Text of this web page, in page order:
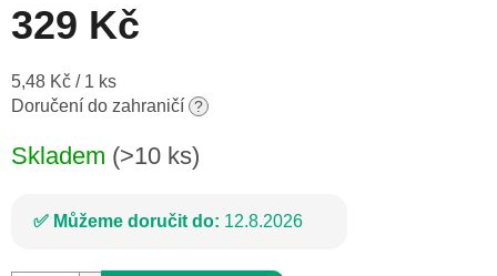
329 Kč
Měrná
cena:
5,48 Kč / 1 ks
Doručení do zahraničí ?
Skladem (>10 ks)
Můžeme doručit do: 12.8.2026